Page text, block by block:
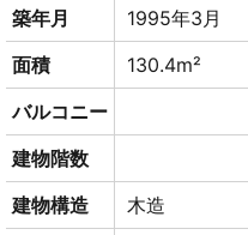
築年月
1995年3月
面積
130.4m²
バルコニー
建物階数
建物構造
木造